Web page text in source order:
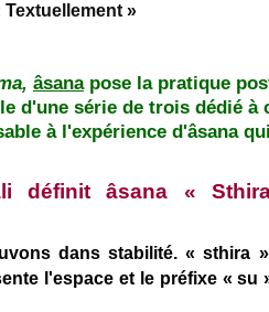
Textuellement »
âsanapose la pratique
d'une série de trois dédié à
à l'expérience d'âsana qui
définit âsana «
dans stabilité. « sthira
l'espace et le préfixe « su